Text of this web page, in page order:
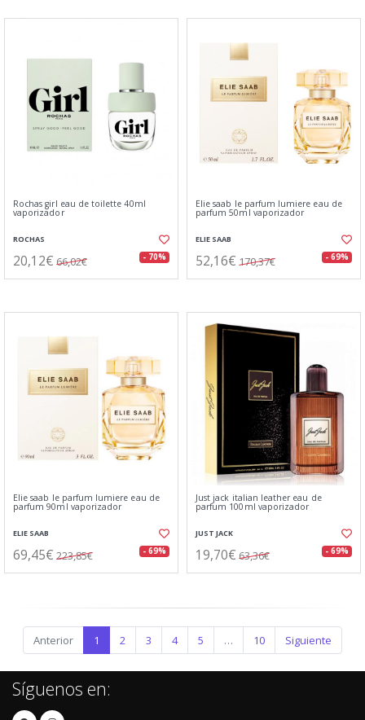
Rochas girl eau de toilette 40ml
vaporizador
ROCHAS
20,12€ 66,02€ - 70%
Elie saab le parfum lumiere eau de
parfum 50ml vaporizador
ELIE SAAB
52,16€ 170,37€ - 69%
Elie saab le parfum lumiere eau de
parfum 90ml vaporizador
ELIE SAAB
69,45€ 223,85€ - 69%
Just jack italian leather eau de
parfum 100ml vaporizador
JUST JACK
19,70€ 63,36€ - 69%
Anterior 1 2 3 4 5 … 10 Siguiente
Síguenos en: